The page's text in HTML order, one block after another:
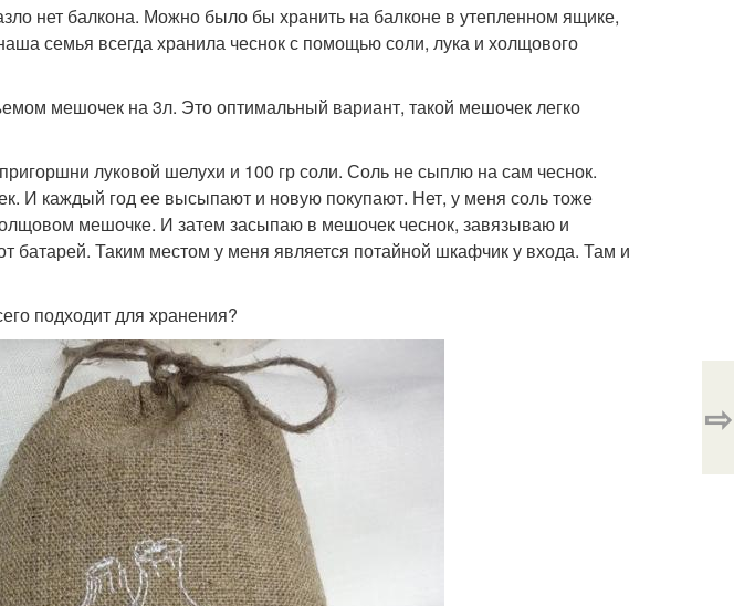
нет балкона. Можно было бы хранить на балконе в утепленном ящике,
семья всегда хранила чеснок с помощью соли, лука и холщового
мешочек на 3л. Это оптимальный вариант, такой мешочек легко
луковой шелухи и 100 гр соли. Соль не сыплю на сам чеснок.
И каждый год ее высыпают и новую покупают. Нет, у меня соль тоже
мешочке. И затем засыпаю в мешочек чеснок, завязываю и
батарей. Таким местом у меня является потайной шкафчик у входа. Там и
подходит для хранения?
⇨